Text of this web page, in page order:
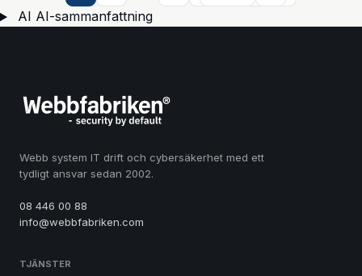
AI AI-sammanfattning
Webb system IT drift och cybersäkerhet med ett
tydligt ansvar sedan 2002.
08 446 00 88
info@webbfabriken.com
TJÄNSTER